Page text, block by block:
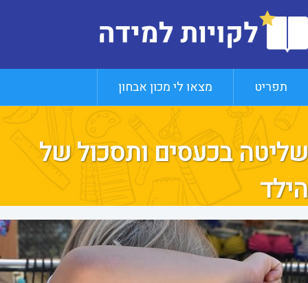
תפריט מצאו לי מכון אבחון
שליטה בכעסים ותסכול של
הילד